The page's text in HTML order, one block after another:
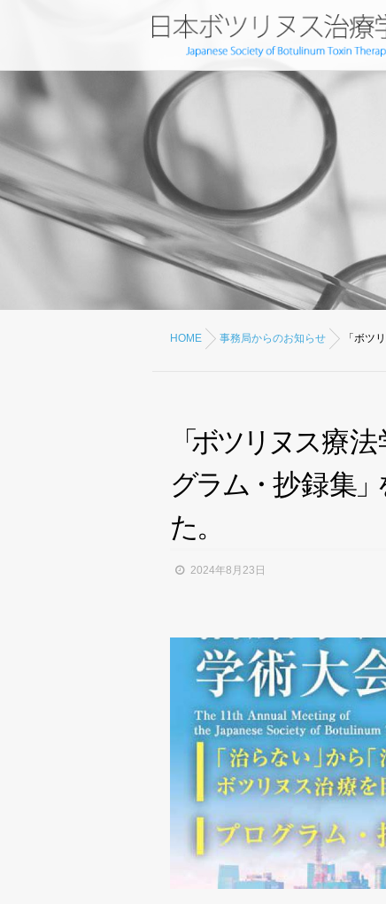
HOME 事務局からのお知らせ 「ボツ
「ボツリ ヌス療法
グラム・ 抄録集」
た。
2024年8月23日